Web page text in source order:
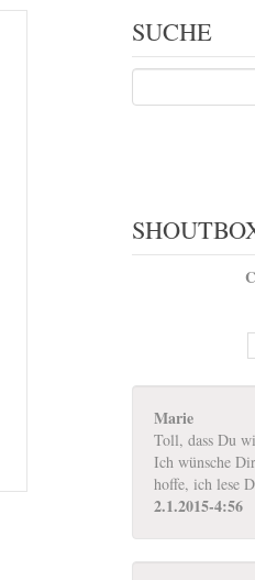
SUCHE
Marie
Toll, dass Du
Ich wünsche
hoffe, ich lese
2.1.2015-4:56